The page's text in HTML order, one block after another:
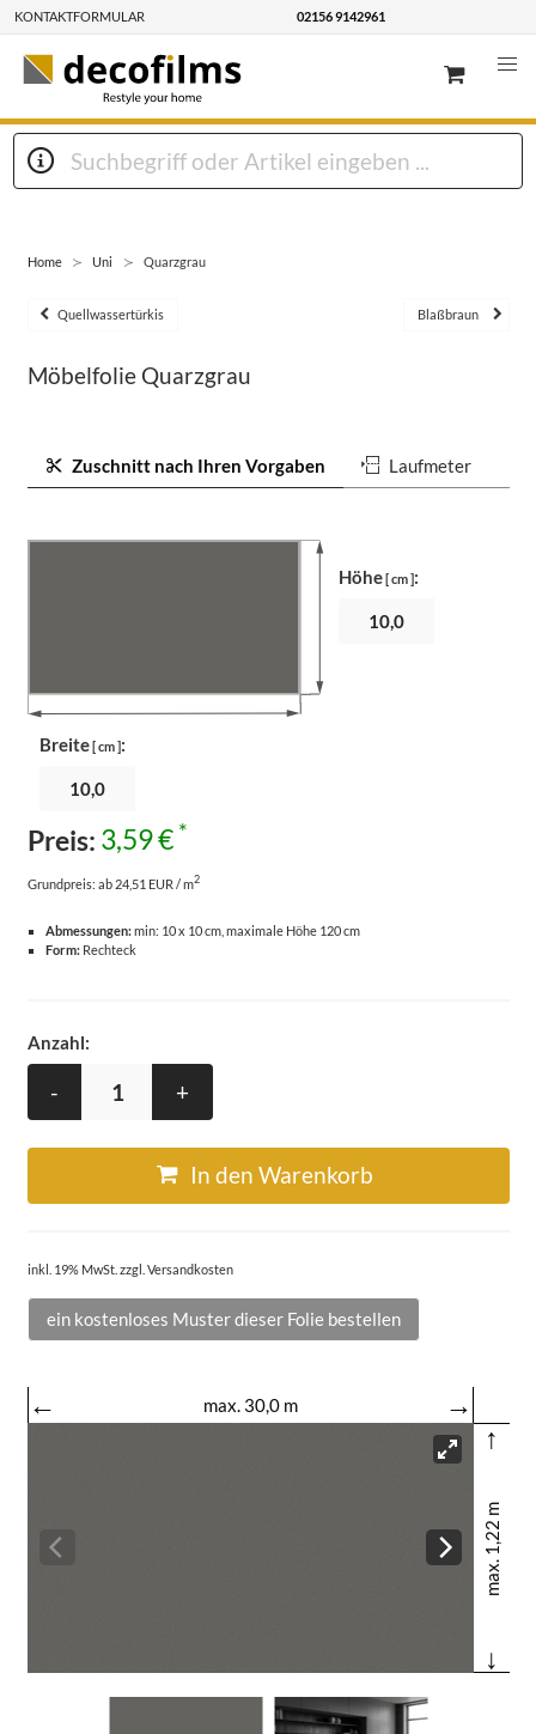
KONTAKTFORMULAR 02156 9142961
Home Uni Quarzgrau
Quellwassertürkis Blaßbraun
Möbelfolie Quarzgrau
Zuschnitt nach Ihren Vorgaben Laufmeter
Breite[ cm ]:
Höhe[ cm ]:
Preis: 3,59 € *
Grundpreis: ab 24,51 EUR / m2
Abmessungen:min: 10 x 10 cm, maximale Höhe 120 cm
Form:Rechteck
Anzahl:
- +
In den Warenkorb
inkl. 19% MwSt. zzgl. Versandkosten
ein kostenloses Muster dieser Folie bestellen
← max. 30,0 m
→
↑
max. 1,22 m
↓